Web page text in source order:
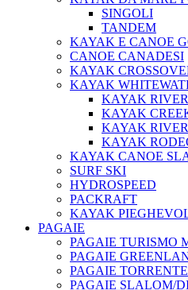
SINGOLI
TANDEM
KAYAK E CANOE
CANOE CANADESI
KAYAK
KAYAK
KAYAK
KAYAK
KAYAK
KAYAK
KAYAK CANOE
SURF SKI
HYDROSPEED
PACKRAFT
KAYAK
PAGAIE
PAGAIE TURISMO
PAGAIE
PAGAIE TORRENTE
PAGAIE SLALOM/